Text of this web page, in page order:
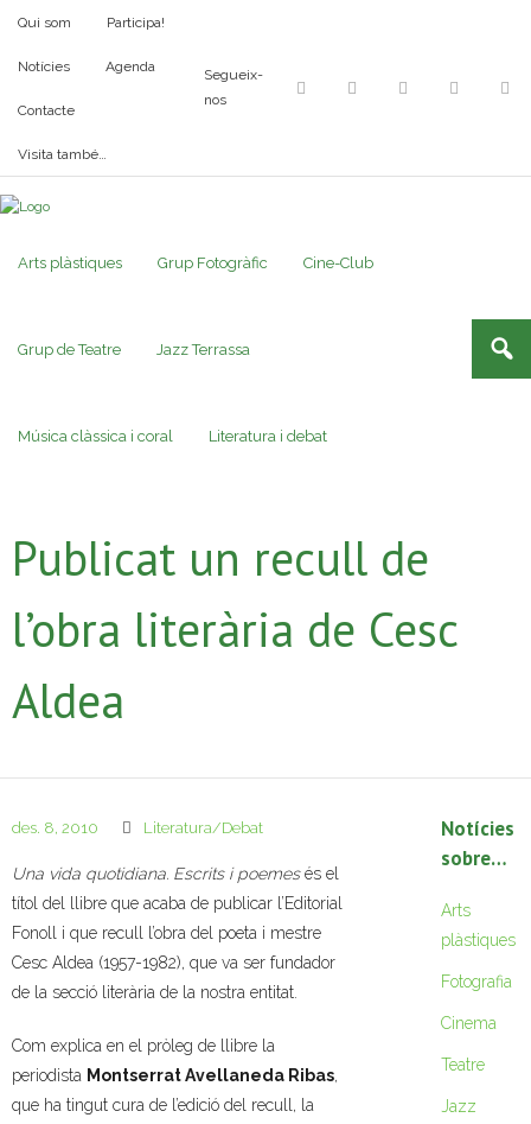
Qui som Participa!
Notícies Agenda
Contacte
Visita també…
Segueix-
nos
Arts plàstiques Grup Fotogràfic Cine-Club
Grup de Teatre Jazz Terrassa
Música clàssica i coral Literatura i debat
Publicat un recull de
l’obra literària de Cesc
Aldea
des. 8, 2010 Literatura/Debat
Una vida quotidiana. Escrits i poemesés el
títol del llibre que acaba de publicar l’Editorial
Fonoll i que recull l’obra del poeta i mestre
Cesc Aldea (1957-1982), que va ser fundador
de la secció literària de la nostra entitat.
Com explica en el pròleg de llibre la
periodista Montserrat Avellaneda Ribas,
que ha tingut cura de l’edició del recull, la
Notícies
sobre…
Arts
plàstiques
Fotografia
Cinema
Teatre
Jazz